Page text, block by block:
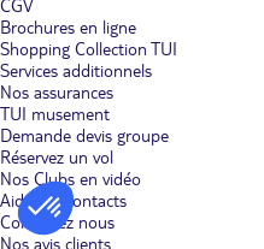
CGV
Brochures en ligne
Shopping Collection TUI
Services additionnels
Nos assurances
TUI musement
Demande devis groupe
Réservez un vol
Nos Clubs en vidéo
Aides & Contacts
Contactez nous
Nos avis clients